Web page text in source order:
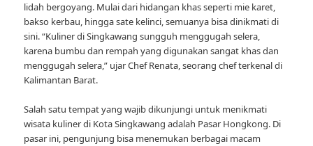
lidah bergoyang. Mulai dari hidangan khas seperti mie karet,
bakso kerbau, hingga sate kelinci, semuanya bisa dinikmati di
sini. “Kuliner di Singkawang sungguh menggugah selera,
karena bumbu dan rempah yang digunakan sangat khas dan
menggugah selera,” ujar Chef Renata, seorang chef terkenal di
Kalimantan Barat.
Salah satu tempat yang wajib dikunjungi untuk menikmati
wisata kuliner di Kota Singkawang adalah Pasar Hongkong. Di
pasar ini, pengunjung bisa menemukan berbagai macam